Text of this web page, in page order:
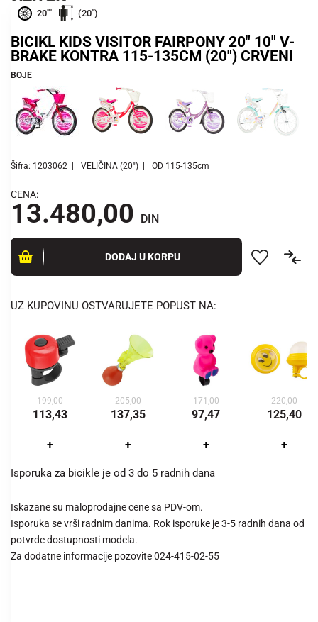
20"" (20")
BICIKL KIDS VISITOR FAIRPONY 20" 10" V-
BRAKE KONTRA 115-135CM (20") CRVENI
BOJE
Šifra: 1203062 VELIČINA (20") OD 115-135cm
CENA:
13.480,00 DIN
DODAJ U KORPU
UZ KUPOVINU OSTVARUJETE POPUST NA:
199,00
113,43
+
205,00
137,35
+
171,00
97,47
+
220,00
125,40
+
Isporuka za bicikle je od 3 do 5 radnih dana
Iskazane su maloprodajne cene sa PDV-om.
Isporuka se vrši radnim danima. Rok isporuke je 3-5 radnih dana od
potvrde dostupnosti modela.
Za dodatne informacije pozovite 024-415-02-55